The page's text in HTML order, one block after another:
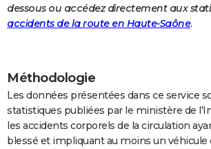
Dictionnaire
Biographies
Citations
Expressions
Proverbes
PROGRAMME TV
FORUM
Bricolage
Television
dessous ou accédez directement aux
accidents de la route en Haute-Saône.
Méthodologie
Les données présentées dans ce service
statistiques publiées par le ministère de
les accidents corporels de la circulation
blessé et impliquant au moins un